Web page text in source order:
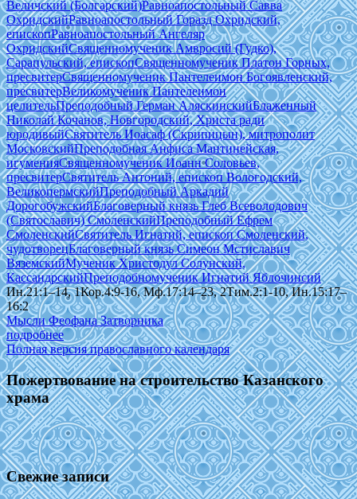
Величский (Болгарский)Равноапостольный Савва
ОхридскийРавноапостольный Горазд Охридский,
епископРавноапостольный Ангеляр
ОхридскийСвященномученик Амвросий (Гудко),
Сарапульский, епископСвященномученик Платон Горных,
пресвитерСвященномученик Пантелеимон Богоявленский,
пресвитерВеликомученик Пантелеимон
целительПреподобный Герман АляскинскийБлаженный
Николай Кочанов, Новгородский, Христа ради
юродивыйСвятитель Иоасаф (Скрипицын), митрополит
МосковскийПреподобная Анфиса Мантинейская,
игуменияСвященномученик Иоанн Соловьев,
пресвитерСвятитель Антоний, епископ Вологодский,
ВеликопермскийПреподобный Аркадий
ДорогобужскийБлаговерный князь Глеб Всеволодович
(Святославич) СмоленскийПреподобный Ефрем
СмоленскийСвятитель Игнатий, епископ Смоленский,
чудотворецБлаговерный князь Симеон Мстиславич
ВяземскийМученик Христодул Солунский,
КассандрскийПреподобномученик Игнатий Яблочинсий
Ин.21:1–14, 1Кор.4:9-16, Мф.17:14–23, 2Тим.2:1-10, Ин.15:17–
16:2
Мысли Феофана Затворника
подробнее
Полная версия православного календаря
Пожертвование на строительство Казанского
храма
Свежие записи